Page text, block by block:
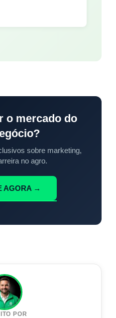
o mercado do
sobre marketing,
no agro.
AGORA →
POR